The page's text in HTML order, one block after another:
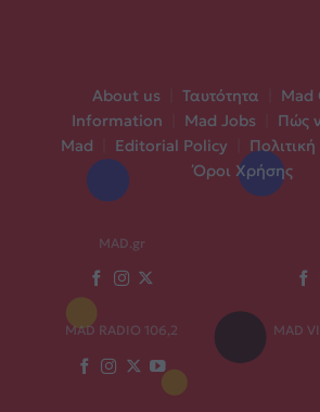
About us Ταυτότητα
Mad
Information
Mad Jobs
Πώς
Mad
Editorial Policy
Όροι Χρήσης
MAD.gr
MAD RADIO 106,2 MAD